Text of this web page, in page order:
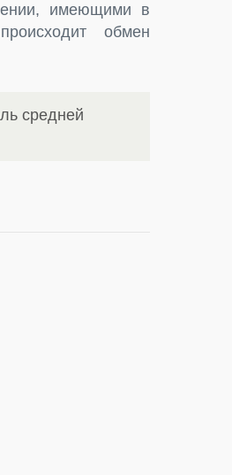
имеющими в
обмен
средней